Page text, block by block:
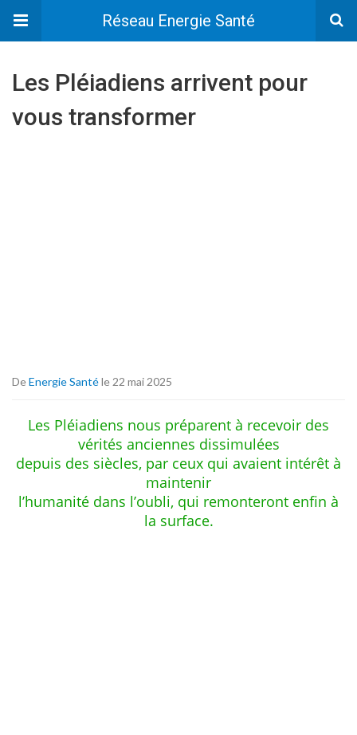
Réseau Energie Santé
Les Pléiadiens arrivent pour
vous transformer
DeEnergie Santéle 22 mai 2025
Les Pléiadiens nous préparent à recevoir des
vérités anciennes dissimulées
depuis des siècles, par ceux qui avaient intérêt à
maintenir
l’humanité dans l’oubli, qui remonteront enfin à
la surface.